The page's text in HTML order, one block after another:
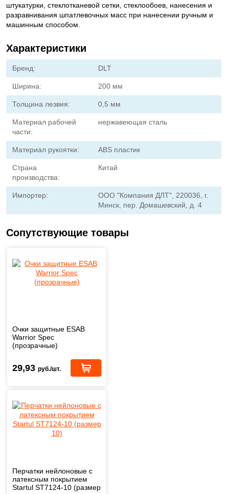
штукатурки, стеклотканевой сетки, стеклообоев, нанесения и
разравнивания шпатлевочных масс при нанесении ручным и
машинным способом.
Характеристики
Бренд: DLT
Ширина: 200 мм
Толщина лезвия: 0,5 мм
Материал рабочей
части:
нержавеющая сталь
Материал рукоятки: ABS пластик
Страна
производства:
Китай
Импортер:
ООО "Компания ДЛТ", 220036, г.
Минск, пер. Домашевский, д. 4
Сопутствующие товары
Очки защитные ESAB
Warrior Spec
(прозрачные)
29,93 руб./шт.
Перчатки нейлоновые с
латексным покрытием
Startul ST7124-10 (размер